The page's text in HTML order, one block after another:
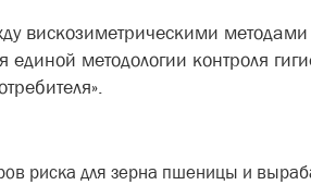
вискозиметрическими
методологии контроля
риска для зерна пшеницы и